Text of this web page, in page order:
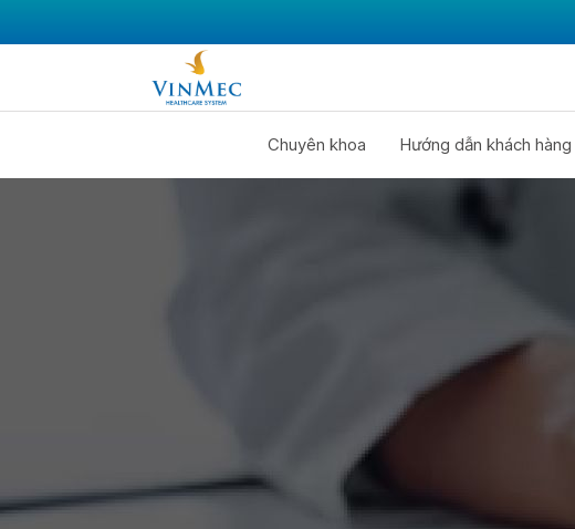
Chuyên khoa Hướng dẫn khách hàng